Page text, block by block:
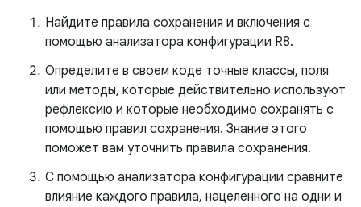
Найдите правила сохранения и включения с
помощью анализатора конфигурации R8.
Определите в своем коде точные классы, поля
или методы, которые действительно используют
рефлексию и которые необходимо сохранять с
помощью правил сохранения. Знание этого
поможет вам уточнить правила сохранения.
С помощью анализатора конфигурации сравните
влияние каждого правила, нацеленного на одни и